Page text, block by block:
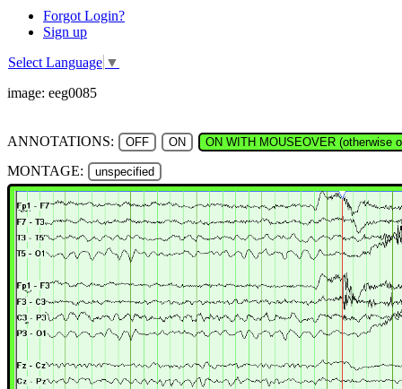
Forgot Login?
Sign up
Select Language ▼
image: eeg0085
ANNOTATIONS: OFF ON ON WITH MOUSEOVER (otherwise
MONTAGE: unspecified